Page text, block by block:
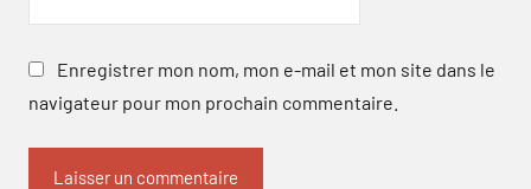
Enregistrer mon nom, mon e-mail et mon site dans le
navigateur pour mon prochain commentaire.